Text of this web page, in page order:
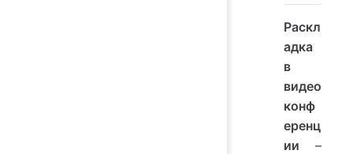
Раскл
адка
в
видео
конф
еренц
ии –